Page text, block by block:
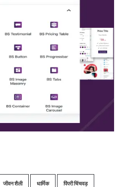
जीवन शैली धार्मिक पिंपरी चिंचवड़